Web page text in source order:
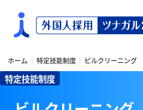
o
ホーム 特定技能制度 ビルクリーニング
特定技能制度